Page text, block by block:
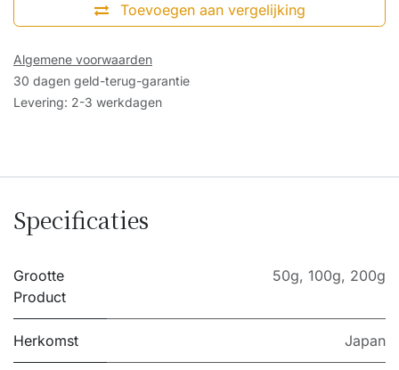
Toevoegen aan vergelijking
Algemene voorwaarden
30 dagen geld-terug-garantie
Levering: 2-3 werkdagen
Specificaties
Grootte
Product
50g, 100g, 200g
Herkomst Japan